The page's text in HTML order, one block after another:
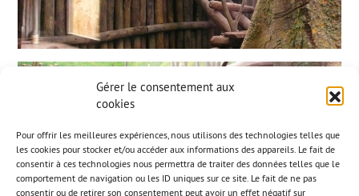
Gérer le consentement aux
cookies
Pour offrir les meilleures expériences, nous utilisons des technologies telles que
les cookies pour stocker et/ou accéder aux informations des appareils. Le fait de
consentir à ces technologies nous permettra de traiter des données telles que le
comportement de navigation ou les ID uniques sur ce site. Le fait de ne pas
consentir ou de retirer son consentement peut avoir un effet négatif sur